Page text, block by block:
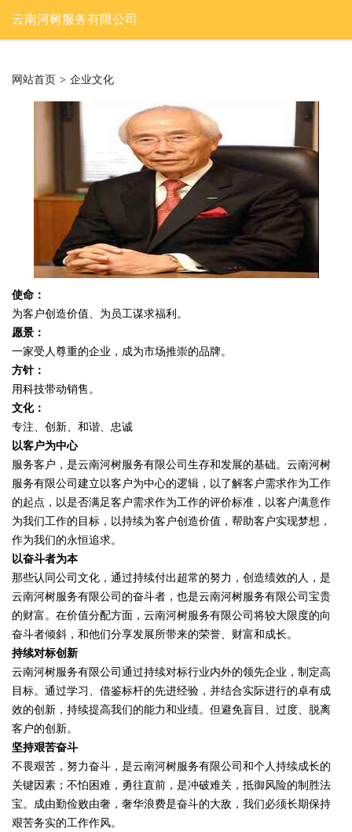
云南河树服务有限公司
网站首页 > 企业文化
使命：
为客户创造价值、为员工谋求福利。
愿景：
一家受人尊重的企业，成为市场推崇的品牌。
方针：
用科技带动销售。
文化：
专注、创新、和谐、忠诚
以客户为中心
服务客户，是云南河树服务有限公司生存和发展的基础。云南河树
服务有限公司建立以客户为中心的逻辑，以了解客户需求作为工作
的起点，以是否满足客户需求作为工作的评价标准，以客户满意作
为我们工作的目标，以持续为客户创造价值，帮助客户实现梦想，
作为我们的永恒追求。
以奋斗者为本
那些认同公司文化，通过持续付出超常的努力，创造绩效的人，是
云南河树服务有限公司的奋斗者，也是云南河树服务有限公司宝贵
的财富。在价值分配方面，云南河树服务有限公司将较大限度的向
奋斗者倾斜，和他们分享发展所带来的荣誉、财富和成长。
持续对标创新
云南河树服务有限公司通过持续对标行业内外的领先企业，制定高
目标。通过学习、借鉴标杆的先进经验，并结合实际进行的卓有成
效的创新，持续提高我们的能力和业绩。但避免盲目、过度、脱离
客户的创新。
坚持艰苦奋斗
不畏艰苦，努力奋斗，是云南河树服务有限公司和个人持续成长的
关键因素；不怕困难，勇往直前，是冲破难关，抵御风险的制胜法
宝。成由勤俭败由奢，奢华浪费是奋斗的大敌，我们必须长期保持
艰苦务实的工作作风。